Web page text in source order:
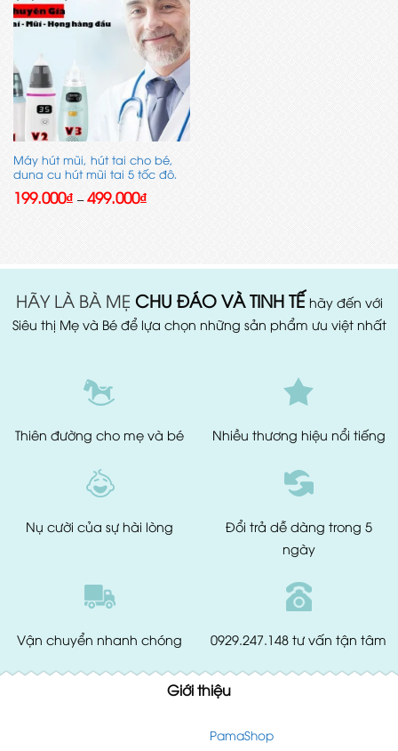
Máy hút mũi, hút tai cho bé,
dụng cụ hút mũi tai 5 tốc độ,
trẻ
199.000₫ – 499.000₫Khoảng
giá:
HÃY LÀ BÀ MẸ CHU ĐÁO VÀ TINH TẾ hãy đến với
Siêu thị Mẹ và Bé để lựa chọn những sản phẩm ưu việt nhất
Thiên đường cho mẹ và bé Nhiều thương hiệu nổi tiếng
Nụ cười của sự hài lòng Đổi trả dễ dàng trong 5
ngày
Vận chuyển nhanh chóng 0929.247.148 tư vấn tận tâm
Giới thiệu
PamaShop